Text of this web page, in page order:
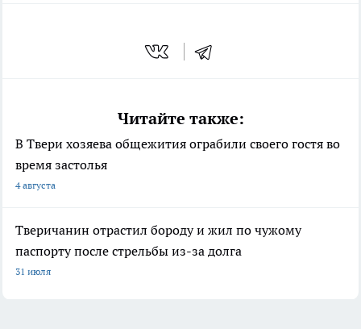
Читайте также:
В Твери хозяева общежития ограбили своего гостя во
время застолья
4 августа
Тверичанин отрастил бороду и жил по чужому
паспорту после стрельбы из-за долга
31 июля